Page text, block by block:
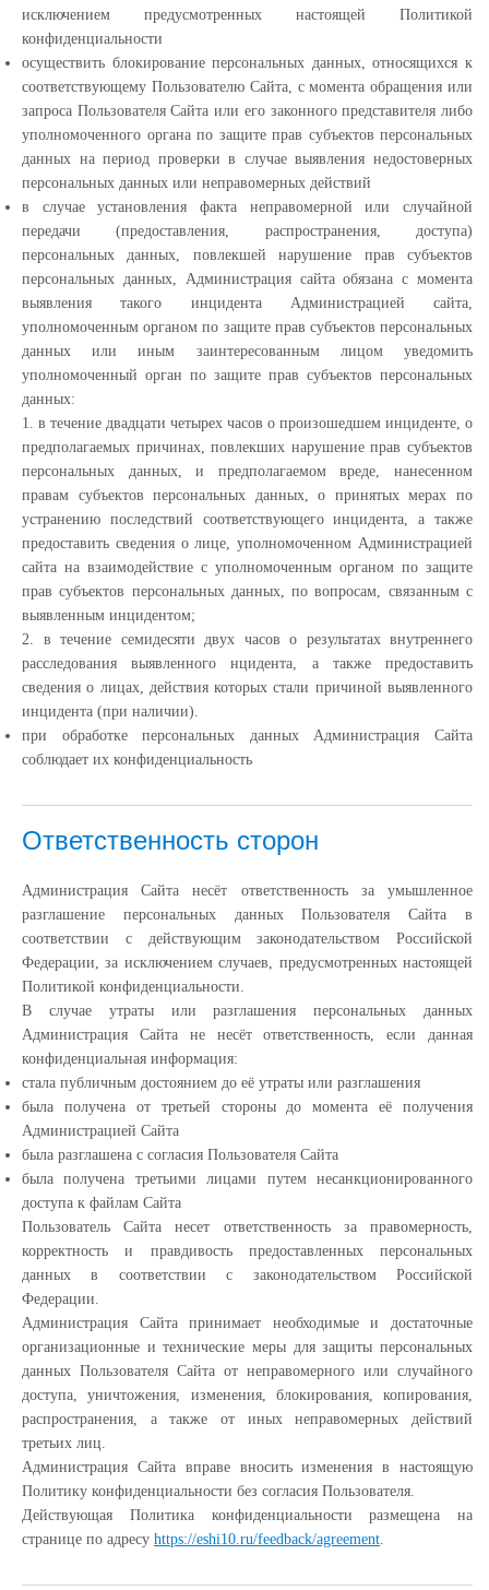
исключением предусмотренных настоящей Политикой
конфиденциальности
осуществить блокирование персональных данных, относящихся к
соответствующему Пользователю Сайта, с момента обращения или
запроса Пользователя Сайта или его законного представителя либо
уполномоченного органа по защите прав субъектов персональных
данных на период проверки в случае выявления недостоверных
персональных данных или неправомерных действий
в случае установления факта неправомерной или случайной
передачи (предоставления, распространения, доступа)
персональных данных, повлекшей нарушение прав субъектов
персональных данных, Администрация сайта обязана с момента
выявления такого инцидента Администрацией сайта,
уполномоченным органом по защите прав субъектов персональных
данных или иным заинтересованным лицом уведомить
уполномоченный орган по защите прав субъектов персональных
данных:
1. в течение двадцати четырех часов о произошедшем инциденте, о
предполагаемых причинах, повлекших нарушение прав субъектов
персональных данных, и предполагаемом вреде, нанесенном
правам субъектов персональных данных, о принятых мерах по
устранению последствий соответствующего инцидента, а также
предоставить сведения о лице, уполномоченном Администрацией
сайта на взаимодействие с уполномоченным органом по защите
прав субъектов персональных данных, по вопросам, связанным с
выявленным инцидентом;
2. в течение семидесяти двух часов о результатах внутреннего
расследования выявленного нцидента, а также предоставить
сведения о лицах, действия которых стали причиной выявленного
инцидента (при наличии).
при обработке персональных данных Администрация Сайта
соблюдает их конфиденциальность
Ответственность сторон
Администрация Сайта несёт ответственность за умышленное
разглашение персональных данных Пользователя Сайта в
соответствии с действующим законодательством Российской
Федерации, за исключением случаев, предусмотренных настоящей
Политикой конфиденциальности.
В случае утраты или разглашения персональных данных
Администрация Сайта не несёт ответственность, если данная
конфиденциальная информация:
cтала публичным достоянием до её утраты или разглашения
была получена от третьей стороны до момента её получения
Администрацией Сайта
была разглашена с согласия Пользователя Сайта
была получена третьими лицами путем несанкционированного
доступа к файлам Сайта
Пользователь Сайта несет ответственность за правомерность,
корректность и правдивость предоставленных персональных
данных в соответствии с законодательством Российской
Федерации.
Администрация Сайта принимает необходимые и достаточные
организационные и технические меры для защиты персональных
данных Пользователя Сайта от неправомерного или случайного
доступа, уничтожения, изменения, блокирования, копирования,
распространения, а также от иных неправомерных действий
третьих лиц.
Администрация Сайта вправе вносить изменения в настоящую
Политику конфиденциальности без согласия Пользователя.
Действующая Политика конфиденциальности размещена на
странице по адресу https://eshi10.ru/feedback/agreement.